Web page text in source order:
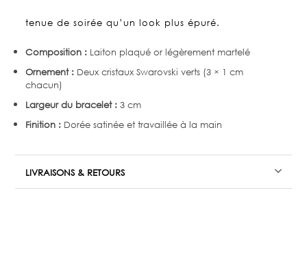
tenue de soirée qu’un look plus épuré.
Composition : Laiton plaqué or légèrement martelé
Ornement : Deux cristaux Swarovski verts (3 × 1 cm
chacun)
Largeur du bracelet : 3 cm
Finition : Dorée satinée et travaillée à la main
LIVRAISONS & RETOURS